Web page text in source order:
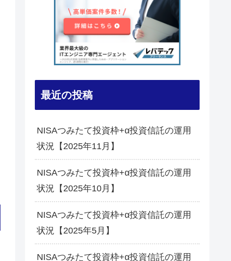
最近の投稿
NISAつみたて投資枠+α投資信託の運用
状況【2025年11月】
NISAつみたて投資枠+α投資信託の運用
状況【2025年10月】
NISAつみたて投資枠+α投資信託の運用
状況【2025年5月】
NISAつみたて投資枠+α投資信託の運用